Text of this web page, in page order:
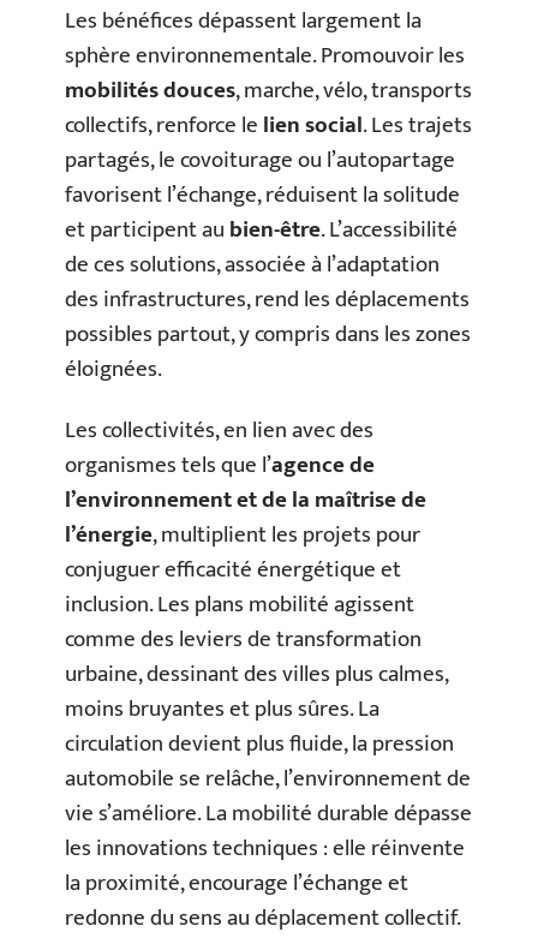
Les bénéfices dépassent largement la
sphère environnementale. Promouvoir les
mobilités douces, marche, vélo, transports
collectifs, renforce lelien social. Les trajets
partagés, le covoiturage ou l’autopartage
favorisent l’échange, réduisent la solitude
et participent aubien-être. L’accessibilité
de ces solutions, associée à l’adaptation
des infrastructures, rend les déplacements
possibles partout, y compris dans les zones
éloignées.
Les collectivités, en lien avec des
organismes tels que l’agence de
l’environnement et de la maîtrise de
l’énergie, multiplient les projets pour
conjuguer efficacité énergétique et
inclusion. Les plans mobilité agissent
comme des leviers de transformation
urbaine, dessinant des villes plus calmes,
moins bruyantes et plus sûres. La
circulation devient plus fluide, la pression
automobile se relâche, l’environnement de
vie s’améliore. La mobilité durable dépasse
les innovations techniques : elle réinvente
la proximité, encourage l’échange et
redonne du sens au déplacement collectif.